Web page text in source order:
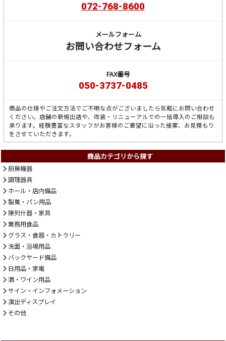
072-768-8600
メールフォーム
お問い合わせフォーム
FAX番号
050-3737-0485
商品の仕様やご注文方法でご不明な点がございましたら気軽にお問い合わせ
ください。店舗の新規出店や、改装・リニューアルでの一括導入のご相談も
承ります。経験豊富なスタッフがお客様のご要望に沿った提案、お見積もり
をさせていただきます。
商品カテゴリから探す
厨房機器
調理器具
ホール・店内備品
製菓・パン用品
陳列什器・家具
業務用食品
グラス・食器・カトラリー
洗面・浴場用品
バックヤード備品
日用品・家電
酒・ワイン用品
サイン・インフォメーション
演出ディスプレイ
その他